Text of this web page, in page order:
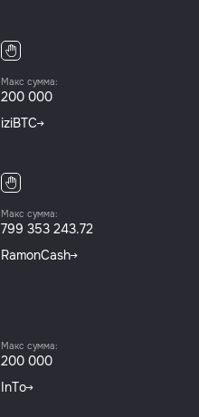
Макс сумма:
200 000
iziBTC
Макс сумма:
799 353 243.72
RamonCash
Макс сумма:
200 000
InTo